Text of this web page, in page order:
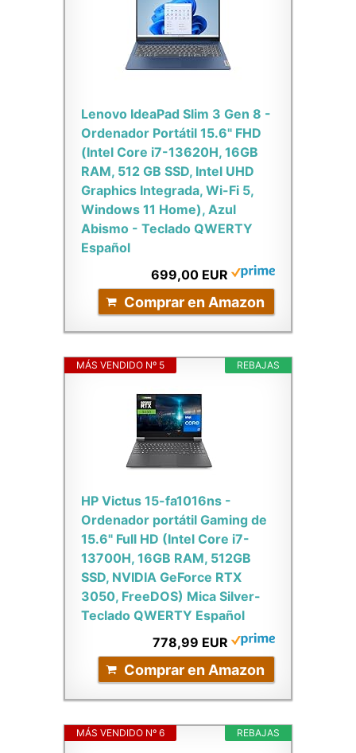
Lenovo IdeaPad Slim 3 Gen 8 -
Ordenador Portátil 15.6" FHD
(Intel Core i7-13620H, 16GB
RAM, 512 GB SSD, Intel UHD
Graphics Integrada, Wi-Fi 5,
Windows 11 Home), Azul
Abismo - Teclado QWERTY
Español
699,00 EUR
Comprar en Amazon
REBAJAS
MÁS VENDIDO Nº 5
HP Victus 15-fa1016ns -
Ordenador portátil Gaming de
15.6" Full HD (Intel Core i7-
13700H, 16GB RAM, 512GB
SSD, NVIDIA GeForce RTX
3050, FreeDOS) Mica Silver-
Teclado QWERTY Español
778,99 EUR
Comprar en Amazon
REBAJAS
MÁS VENDIDO Nº 6